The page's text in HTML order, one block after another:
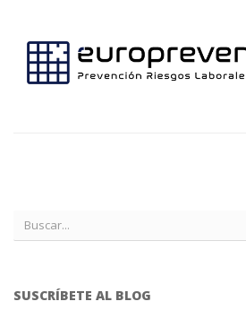
SUSCRÍBETE AL BLOG